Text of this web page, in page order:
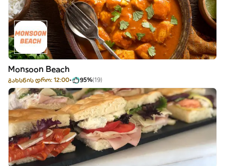
Monsoon Beach
გახსნის დრო: 12:00 95%(19)